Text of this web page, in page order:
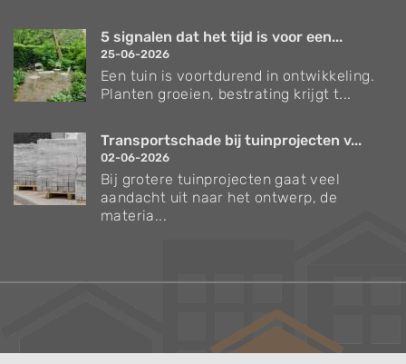
5 signalen dat het tijd is voor een...
25-06-2026
Een tuin is voortdurend in ontwikkeling.
Planten groeien, bestrating krijgt t...
Transportschade bij tuinprojecten v...
02-06-2026
Bij grotere tuinprojecten gaat veel
aandacht uit naar het ontwerp, de
materia...
Verzorgingstips voor bomen en planten
Inspiratie voor uw tuin en terras
De belangrijkste tuinwerkzaamheden voor de